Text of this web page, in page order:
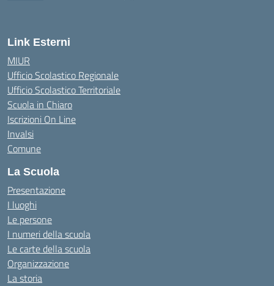
Link Esterni
MIUR
Ufficio Scolastico Regionale
Ufficio Scolastico Territoriale
Scuola in Chiaro
Iscrizioni On Line
Invalsi
Comune
La Scuola
Presentazione
I luoghi
Le persone
I numeri della scuola
Le carte della scuola
Organizzazione
La storia